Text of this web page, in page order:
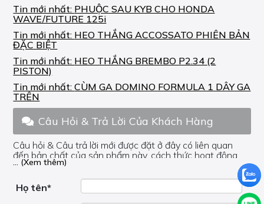
Tin mới nhất: PHUỘC SAU KYB CHO HONDA
WAVE/FUTURE 125i
Tin mới nhất: HEO THẮNG ACCOSSATO PHIÊN BẢN
ĐẶC BIỆT
Tin mới nhất: HEO THẮNG BREMBO P2.34 (2
PISTON)
Tin mới nhất:CÙM GA DOMINO FORMULA 1 DÂY GA
TRÊN
Câu Hỏi & Trả Lời Của Khách Hàng
Câu hỏi & Câu trả lời mới được đặt ở đây có liên quan
đến bản chất của sản phẩm này, cách thức hoạt động,
nơi hoạt động, liệu nó có hữu ích không, v.v.
Nếu bạn cần trợ giúp về phần khác, vui lòng không đặt
câu hỏi của bạn ở đây mà bên trong trang đó.
... (Xem thêm)
Họ tên*